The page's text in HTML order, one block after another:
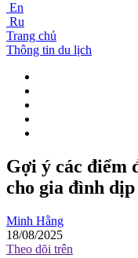
En
Ru
Trang chủ
Thông tin du lịch
Gợi ý các điểm
cho gia đình dịp
Minh Hằng
18/08/2025
Theo dõi trên